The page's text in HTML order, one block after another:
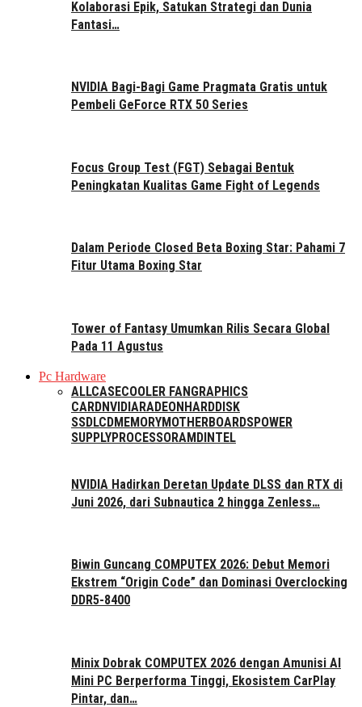
Kolaborasi Epik, Satukan Strategi dan Dunia
Fantasi…
NVIDIA Bagi-Bagi Game Pragmata Gratis untuk
Pembeli GeForce RTX 50 Series
Focus Group Test (FGT) Sebagai Bentuk
Peningkatan Kualitas Game Fight of Legends
Dalam Periode Closed Beta Boxing Star: Pahami 7
Fitur Utama Boxing Star
Tower of Fantasy Umumkan Rilis Secara Global
Pada 11 Agustus
Pc Hardware
ALLCASECOOLER FAN GRAPHICS
CARDNVIDIARADEON HARDDISK
SSDLCDMEMORYMOTHERBOARDSPOWER
SUPPLYPROCESSORAMD INTEL
NVIDIA Hadirkan Deretan Update DLSS dan RTX di
Juni 2026, dari Subnautica 2 hingga Zenless…
Biwin Guncang COMPUTEX 2026: Debut Memori
Ekstrem “Origin Code” dan Dominasi Overclocking
DDR5-8400
Minix Dobrak COMPUTEX 2026 dengan Amunisi AI
Mini PC Berperforma Tinggi, Ekosistem CarPlay
Pintar, dan…